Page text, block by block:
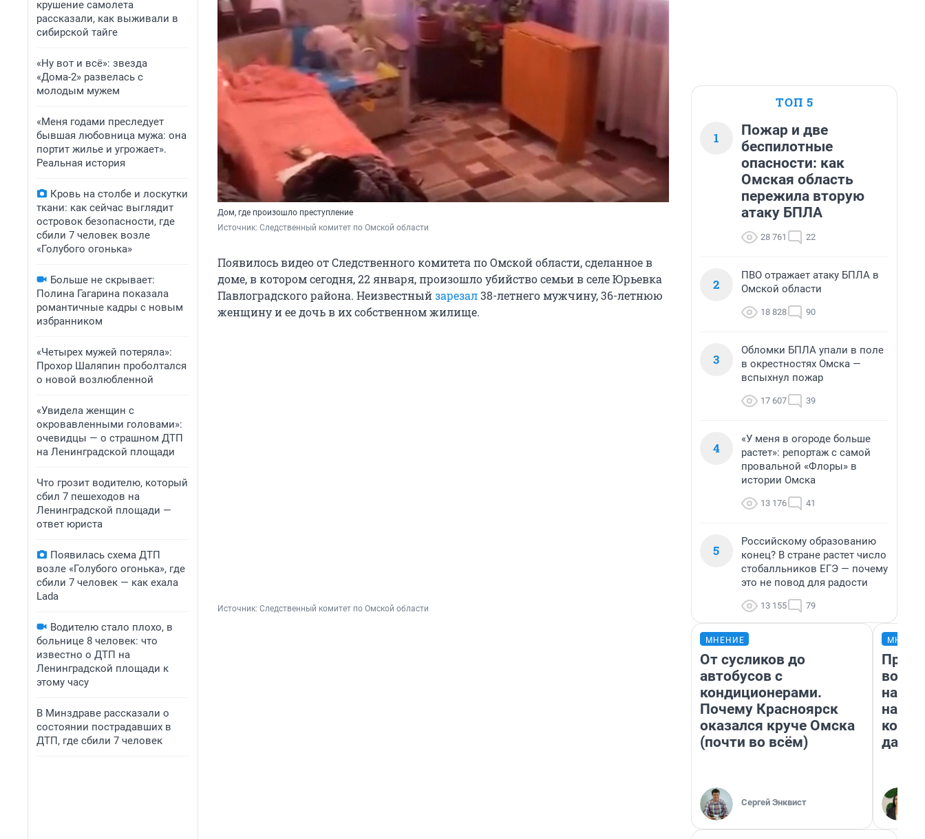
крушение самолета
рассказали, как выживали в
сибирской тайге
«Ну вот и всё»: звезда
«Дома-2» развелась с
молодым мужем
«Меня годами преследует
бывшая любовница мужа: она
портит жилье и угрожает».
Реальная история
Кровь на столбе и лоскутки
ткани: как сейчас выглядит
островок безопасности, где
сбили 7 человек возле
«Голубого огонька»
Больше не скрывает:
Полина Гагарина показала
романтичные кадры с новым
избранником
«Четырех мужей потеряла»:
Прохор Шаляпин проболтался
о новой возлюбленной
«Увидела женщин с
окровавленными головами»:
очевидцы — о страшном ДТП
на Ленинградской площади
Что грозит водителю, который
сбил 7 пешеходов на
Ленинградской площади —
ответ юриста
Появилась схема ДТП
возле «Голубого огонька», где
сбили 7 человек — как ехала
Lada
Водителю стало плохо, в
больнице 8 человек: что
известно о ДТП на
Ленинградской площади к
этому часу
В Минздраве рассказали о
состоянии пострадавших в
ДТП, где сбили 7 человек
Дом, где произошло преступление
Источник: Следственный комитет по Омской области
Появилось видео от Следственного комитета по Омской области, сделанное в
доме, в котором сегодня, 22 января, произошло убийство семьи в селе Юрьевка
Павлоградского района. Неизвестныйзарезал38-летнего мужчину, 36-летнюю
женщину и ее дочь в их собственном жилище.
Источник: Следственный комитет по Омской области
ТОП 5
1
Пожар и две
беспилотные
опасности: как
Омская область
пережила вторую
атаку БПЛА
28 761 22
2
ПВО отражает атаку БПЛА в
Омской области
18 828 90
3
Обломки БПЛА упали в поле
в окрестностях Омска —
вспыхнул пожар
17 607 39
4
«У меня в огороде больше
растет»: репортаж с самой
провальной «Флоры» в
истории Омска
13 176 41
5
Российскому образованию
конец? В стране растет число
стобалльников ЕГЭ — почему
это не повод для радости
13 155 79
МНЕНИЕ
От сусликов до
автобусов с
кондиционерами.
Почему Красноярск
оказался круче Омска
(почти во всём)
Сергей Энквист
нам
даже